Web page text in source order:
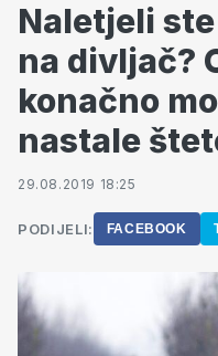
Naletjeli
na divljač?
konačno
nastale
29.08.2019 18:25
PODIJELI: FACEBOOK